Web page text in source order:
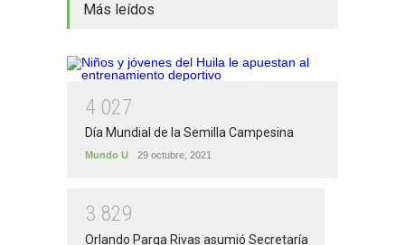
Más leídos
4 027
Día Mundial de la Semilla Campesina
Mundo U 29 octubre, 2021
3 829
Orlando Parga Rivas asumió Secretaría